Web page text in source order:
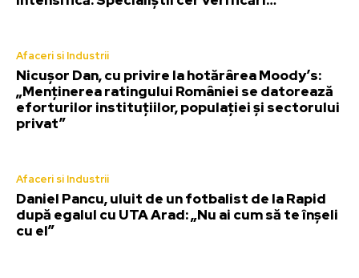
Afaceri si Industrii
Nicușor Dan, cu privire la hotărârea Moody’s:
„Menținerea ratingului României se datorează
eforturilor instituțiilor, populației și sectorului
privat”
Afaceri si Industrii
Daniel Pancu, uluit de un fotbalist de la Rapid
după egalul cu UTA Arad: „Nu ai cum să te înșeli
cu el”